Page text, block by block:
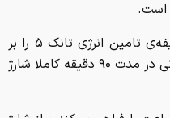
باتری ۱۷٬۶۰۰ میلی‌آمپرساعتی وظیفه‌ی تامین انرژی تانک ۵ را بر
عهده دارد که با شارژ سریع ۱۲۰ واتی در مدت ۹۰ دقیقه کاملا شارژ